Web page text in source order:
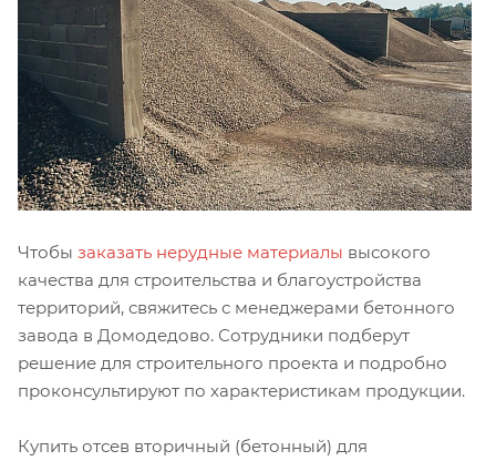
Чтобы заказать нерудные материалы высокого
качества для строительства и благоустройства
территорий, свяжитесь с менеджерами бетонного
завода в Домодедово. Сотрудники подберут
решение для строительного проекта и подробно
проконсультируют по характеристикам продукции.
Купить отсев вторичный (бетонный) для